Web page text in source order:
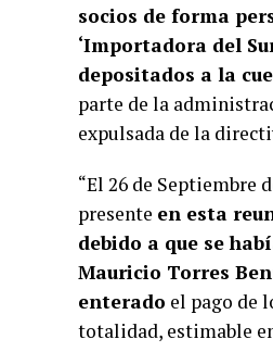
socios de forma
‘Importadora del
depositados a la
parte de la
expulsada de la
“El 26 de Septiembre
presente en esta
debido a que se
Mauricio Torres
enterado el pago de
totalidad, estimable